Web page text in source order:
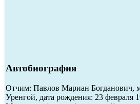
Автобиография
Отчим: Павлов Мариан Богданович,
Уренгой, дата рождения: 23 февраля